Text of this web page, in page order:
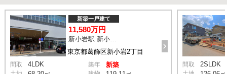
東京都葛飾区新小岩2丁目
新築一戸建て
11,580万円
間取 4LDK 築年 新築 間取 2SLDK